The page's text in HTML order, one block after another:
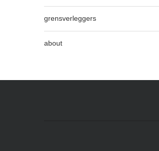
grensverleggers
about